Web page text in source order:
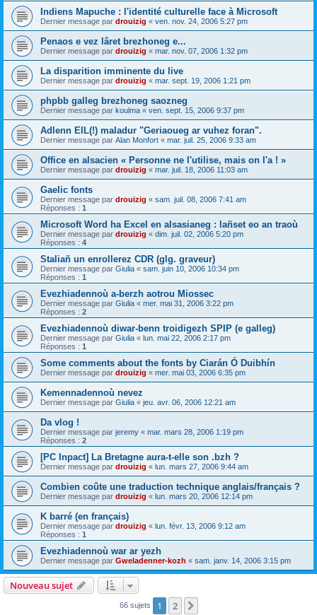
Indiens Mapuche : l'identité culturelle face à Microsoft
Dernier message par drouizig « ven. nov. 24, 2006 5:27 pm
Penaos e vez lâret brezhoneg e...
Dernier message par drouizig « mar. nov. 07, 2006 1:32 pm
La disparition imminente du live
Dernier message par drouizig « mar. sept. 19, 2006 1:21 pm
phpbb galleg brezhoneg saozneg
Dernier message par koulma « ven. sept. 15, 2006 9:37 pm
Adlenn EIL(!) maladur "Geriaoueg ar vuhez foran".
Dernier message par Alan Monfort « mar. juil. 25, 2006 9:33 am
Office en alsacien « Personne ne l'utilise, mais on l'a ! »
Dernier message par drouizig « mar. juil. 18, 2006 11:03 am
Gaelic fonts
Dernier message par drouizig « sam. juil. 08, 2006 7:41 am
Réponses : 1
Microsoft Word ha Excel en alsasianeg : lañset eo an traoù
Dernier message par drouizig « dim. juil. 02, 2006 5:20 pm
Réponses : 4
Staliañ un enrollerez CDR (glg. graveur)
Dernier message par Giulia « sam. juin 10, 2006 10:34 pm
Réponses : 1
Evezhiadennoù a-berzh aotrou Miossec
Dernier message par Giulia « mer. mai 31, 2006 3:22 pm
Réponses : 2
Evezhiadennoù diwar-benn troidigezh SPIP (e galleg)
Dernier message par Giulia « lun. mai 22, 2006 2:17 pm
Réponses : 1
Some comments about the fonts by Ciarán Ó Duibhín
Dernier message par drouizig « mer. mai 03, 2006 6:35 pm
Kemennadennoù nevez
Dernier message par Giulia « jeu. avr. 06, 2006 12:21 am
Da vlog !
Dernier message par jeremy « mar. mars 28, 2006 1:19 pm
Réponses : 2
[PC Inpact] La Bretagne aura-t-elle son .bzh ?
Dernier message par drouizig « lun. mars 27, 2006 9:44 am
Combien coûte une traduction technique anglais/français ?
Dernier message par drouizig « lun. mars 20, 2006 12:14 pm
K barré (en français)
Dernier message par drouizig « lun. févr. 13, 2006 9:12 am
Réponses : 1
Evezhiadennoù war ar yezh
Dernier message par Gweladenner-kozh « sam. janv. 14, 2006 3:15 pm
Nouveau sujet
66 sujets 1 2